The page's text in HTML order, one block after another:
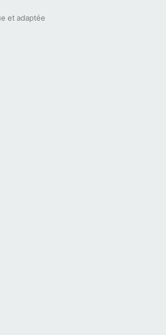
et adaptée